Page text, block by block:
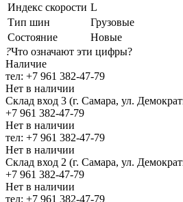
Индекс скорости L
Тип шин
Грузовые
Состояние
Новые
?Что означают эти цифры?
Наличие
тел: +7 961 382-47-79
Нет в наличии
Склад вход 3 (г. Самара, ул.
+7 961 382-47-79
Нет в наличии
тел: +7 961 382-47-79
Нет в наличии
Склад вход 2 (г. Самара, ул.
+7 961 382-47-79
Нет в наличии
тел: +7 961 382-47-79